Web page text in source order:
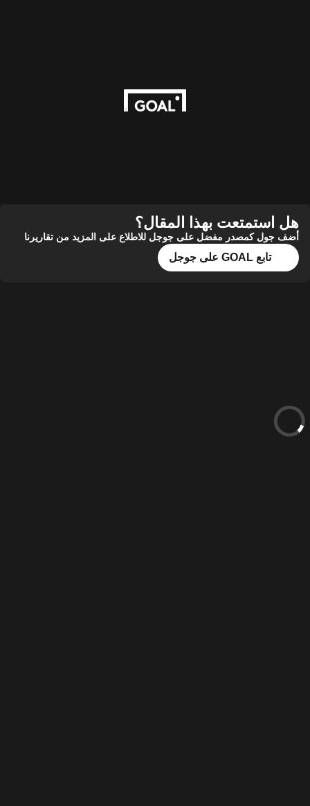
هل استمتعت بهذا المقال؟
أضف جول كمصدر مفضل على جوجل للاطلاع على المزيد من تقاريرنا
تابع GOAL على جوجل